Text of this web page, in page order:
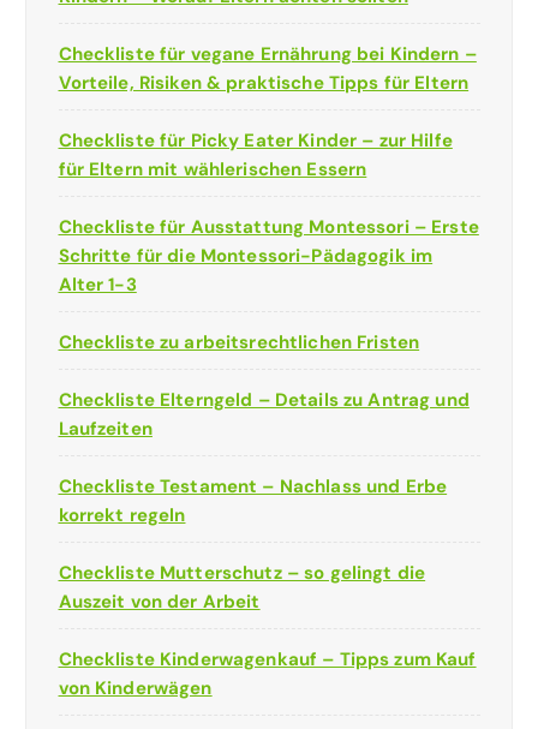
Checkliste für vegane Ernährung bei Kindern –
Vorteile, Risiken & praktische Tipps für Eltern
Checkliste für Picky Eater Kinder – zur Hilfe
für Eltern mit wählerischen Essern
Checkliste für Ausstattung Montessori – Erste
Schritte für die Montessori-Pädagogik im
Alter 1-3
Checkliste zu arbeitsrechtlichen Fristen
Checkliste Elterngeld – Details zu Antrag und
Laufzeiten
Checkliste Testament – Nachlass und Erbe
korrekt regeln
Checkliste Mutterschutz – so gelingt die
Auszeit von der Arbeit
Checkliste Kinderwagenkauf – Tipps zum Kauf
von Kinderwägen